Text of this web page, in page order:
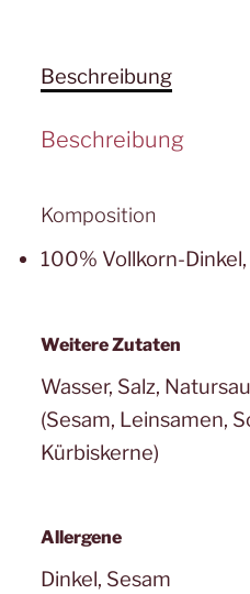
Beschreibung
Beschreibung
Komposition
100% Vollkorn-
Weitere Zutaten
Wasser, Salz,
(Sesam, Leinsamen,
Kürbiskerne)
Allergene
Dinkel, Sesam